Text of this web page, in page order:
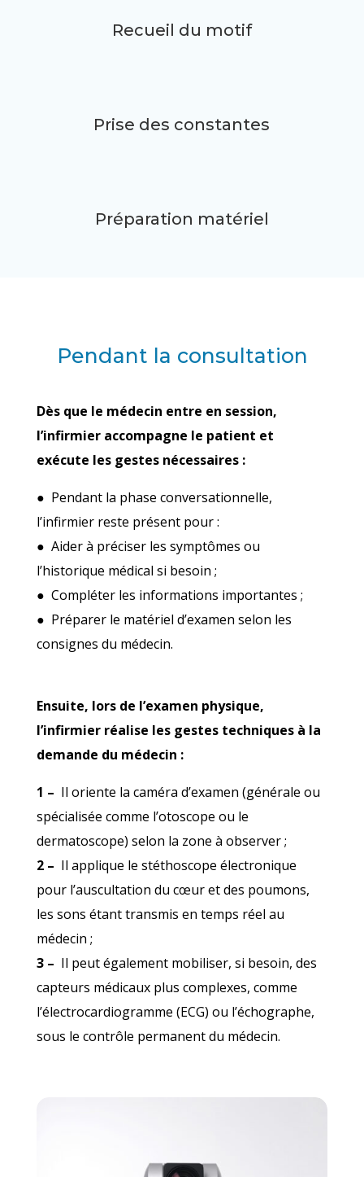
Recueil du motif
Prise des constantes
Préparation matériel
Pendant la consultation
Dès que le médecin entre en session,
l’infirmier accompagne le patient et
exécute les gestes nécessaires :
● Pendant la phase conversationnelle,
l’infirmier reste présent pour :
● Aider à préciser les symptômes ou
l’historique médical si besoin ;
● Compléter les informations importantes ;
● Préparer le matériel d’examen selon les
consignes du médecin.
Ensuite, lors de l’examen physique,
l’infirmier réalise les gestes techniques à la
demande du médecin :
1 – Il oriente la caméra d’examen (générale ou
spécialisée comme l’otoscope ou le
dermatoscope) selon la zone à observer ;
2 – Il applique le stéthoscope électronique
pour l’auscultation du cœur et des poumons,
les sons étant transmis en temps réel au
médecin ;
3 – Il peut également mobiliser, si besoin, des
capteurs médicaux plus complexes, comme
l’électrocardiogramme (ECG) ou l’échographe,
sous le contrôle permanent du médecin.